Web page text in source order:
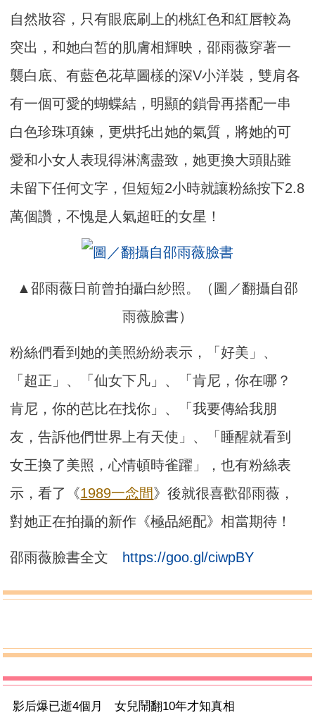
自然妝容，只有眼底刷上的桃紅色和紅唇較為
突出，和她白皙的肌膚相輝映，邵雨薇穿著一
襲白底、有藍色花草圖樣的深V小洋裝，雙肩各
有一個可愛的蝴蝶結，明顯的鎖骨再搭配一串
白色珍珠項鍊，更烘托出她的氣質，將她的可
愛和小女人表現得淋漓盡致，她更換大頭貼雖
未留下任何文字，但短短2小時就讓粉絲按下2.8
萬個讚，不愧是人氣超旺的女星！
▲邵雨薇日前曾拍攝白紗照。（圖／翻攝自邵
雨薇臉書）
粉絲們看到她的美照紛紛表示，「好美」、
「超正」、「仙女下凡」、「肯尼，你在哪？
肯尼，你的芭比在找你」、「我要傳給我朋
友，告訴他們世界上有天使」、「睡醒就看到
女王換了美照，心情頓時雀躍」，也有粉絲表
示，看了《1989一念間》後就很喜歡邵雨薇，
對她正在拍攝的新作《極品絕配》相當期待！
邵雨薇臉書全文 https://goo.gl/ciwpBY
影后爆已逝4個月 女兒鬧翻10年才知真相